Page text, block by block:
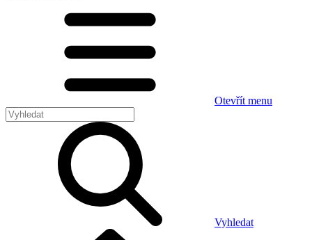
Otevřít menu
Vyhledat